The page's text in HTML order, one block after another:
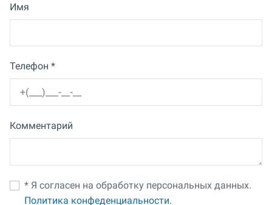
Имя
Телефон *
Комментарий
* Я согласен на обработку персональных данных.
Политика конфеденциальности.